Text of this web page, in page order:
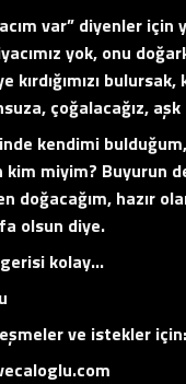
var” diyenler için
yok, onu
kırdığımızı
çoğalacağız,
kendimi
kim miyim? Buyurun
doğacağım, hazır
olsun diye.
gerisi kolay…
ve istekler için: